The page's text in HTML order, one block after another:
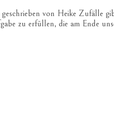
von Heike Zufälle
zu erfüllen, die am Ende